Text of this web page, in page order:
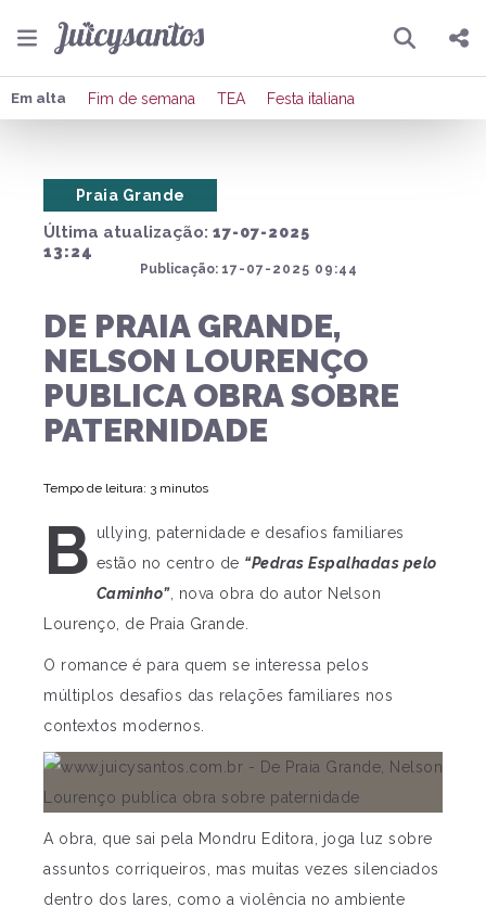
Pesquisar
Compartilhar
Em alta Fim de semana TEA Festa italiana
Última atualização: 17-07-2025
13:24
Publicação: 17-07-2025 09:44
Praia Grande
DE PRAIA GRANDE,
NELSON LOURENÇO
PUBLICA OBRA SOBRE
PATERNIDADE
Tempo de leitura: 3 minutos
B ullying, paternidade e desafios familiares
estão no centro de “Pedras Espalhadas pelo
Caminho”, nova obra do autor Nelson
Lourenço, de Praia Grande.
O romance é para quem se interessa pelos
múltiplos desafios das relações familiares nos
contextos modernos.
A obra, que sai pela Mondru Editora, joga luz sobre
assuntos corriqueiros, mas muitas vezes silenciados
dentro dos lares, como a violência no ambiente